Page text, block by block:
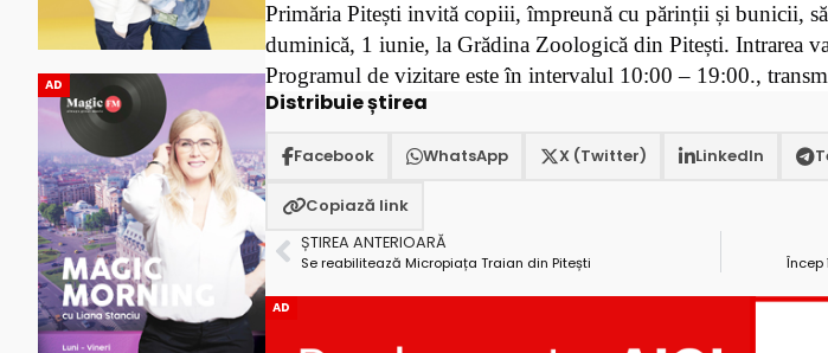
AD
Primăria Pitești invită copiii, împreună cu părinții și bunicii,
duminică, 1 iunie, la Grădina Zoologică din Pitești. Intrarea
Programul de vizitare este în intervalul 10:00 – 19:00.,
Distribuie știrea
Facebook WhatsApp X (Twitter) LinkedIn
Copiază link
ȘTIREA ANTERIOARĂ
Se reabilitează Micropiața Traian din Pitești Încep
AD